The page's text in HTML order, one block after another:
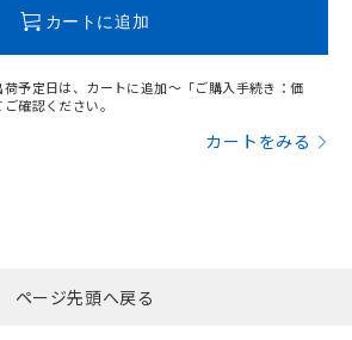
カートに追加
予定日は、カートに追加～「ご購入手続き：価
確認ください。
カートをみる
ページ先頭へ戻る